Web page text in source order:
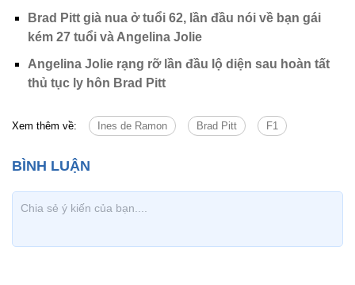
Brad Pitt già nua ở tuổi 62, lần đầu nói về bạn gái
kém 27 tuổi và Angelina Jolie
Angelina Jolie rạng rỡ lần đầu lộ diện sau hoàn tất
thủ tục ly hôn Brad Pitt
Xem thêm về: Ines de Ramon Brad Pitt F1